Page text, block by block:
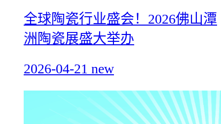
全球陶瓷行业盛会！2026佛山潭
洲陶瓷展盛大举办
2026-04-21 new